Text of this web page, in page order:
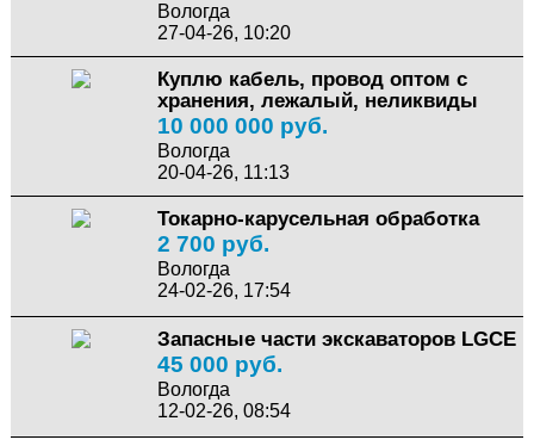
Вологда
27-04-26, 10:20
Куплю кабель, провод оптом с
хранения, лежалый, неликвиды
10 000 000 руб.
Вологда
20-04-26, 11:13
Токарно-карусельная обработка
2 700 руб.
Вологда
24-02-26, 17:54
Запасные части экскаваторов LGCE
45 000 руб.
Вологда
12-02-26, 08:54